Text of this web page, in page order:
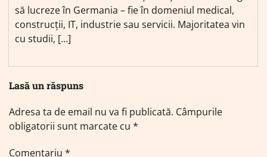
să lucreze în Germania – fie în domeniul medical,
construcții, IT, industrie sau servicii. Majoritatea vin
cu studii, […]
Lasă un răspuns
Adresa ta de email nu va fi publicată. Câmpurile
obligatorii sunt marcate cu *
Comentariu *